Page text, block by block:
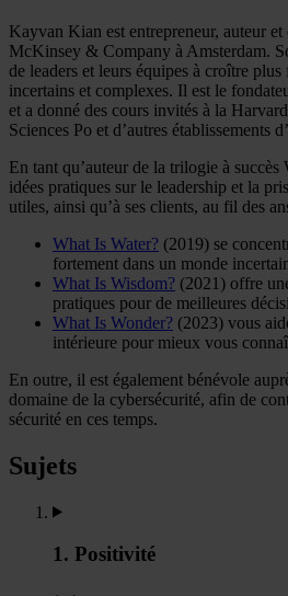
Kayvan Kian est entrepreneur, auteur
McKinsey & Company à Amsterdam.
de leaders et leurs équipes à croître
incertains et complexes. Il est le
et a donné des cours invités à la
Sciences Po et d’autres établissements
En tant qu’auteur de la trilogie à
idées pratiques sur le leadership et la
utiles, ainsi qu’à ses clients, au fil des
What Is Water? (2019) se
fortement dans un monde
What Is Wisdom? (2021) offre
pratiques pour de meilleures
What Is Wonder? (2023) vous
intérieure pour mieux vous
En outre, il est également bénévole
domaine de la cybersécurité, afin de
sécurité en ces temps.
Sujets
1. Positivité